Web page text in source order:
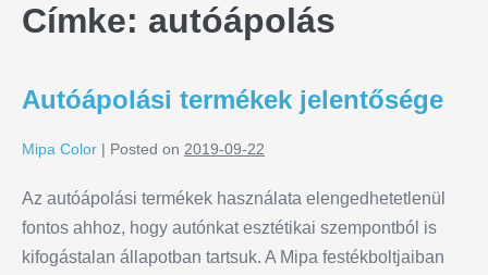
Címke: autóápolás
Autóápolási termékek jelentősége
Mipa Color | Posted on 2019-09-22
Az autóápolási termékek használata elengedhetetlenül
fontos ahhoz, hogy autónkat esztétikai szempontból is
kifogástalan állapotban tartsuk. A Mipa festékboltjaiban